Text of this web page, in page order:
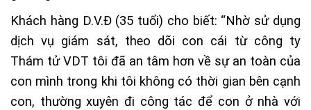
Khách hàng D.V.Đ (35 tuổi) cho biết: “Nhờ sử dụng
dịch vụ giám sát, theo dõi con cái từ công ty
Thám tử VDT tôi đã an tâm hơn về sự an toàn của
con mình trong khi tôi không có thời gian bên cạnh
con, thường xuyên đi công tác để con ở nhà với